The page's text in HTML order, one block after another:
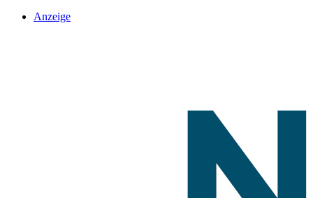
Anzeige